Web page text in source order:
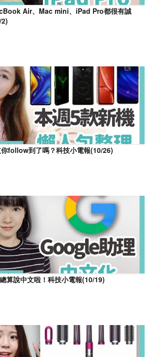
Air、Mac mini、iPad Pro都很有誠
follow到了嗎？科技小電報(10/26)
說中文啦！科技小電報(10/19)